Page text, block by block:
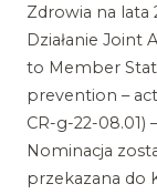
Zdrowia na lata
Działanie Joint
to Member
prevention –
CR-g-22-08.01)
Nominacja
przekazana do